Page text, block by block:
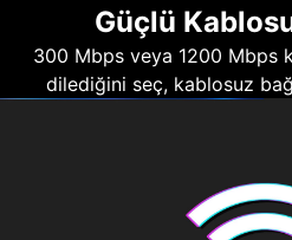
Güçlü
300 Mbps veya 1200 Mbps
dilediğini seç, kablosuz